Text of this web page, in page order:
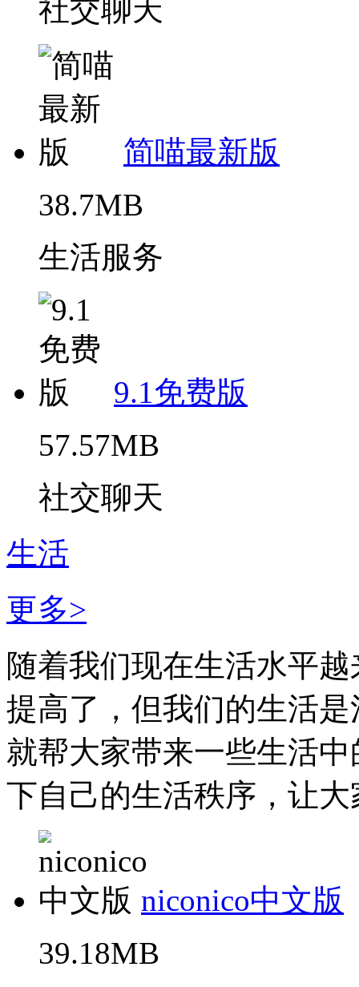
社交聊天
简喵最新版
38.7MB
生活服务
9.1免费版
57.57MB
社交聊天
生活
更多>
随着我们现在生活水平
提高了，但我们的生活
就帮大家带来一些生活
下自己的生活秩序，让
niconico中文版
39.18MB